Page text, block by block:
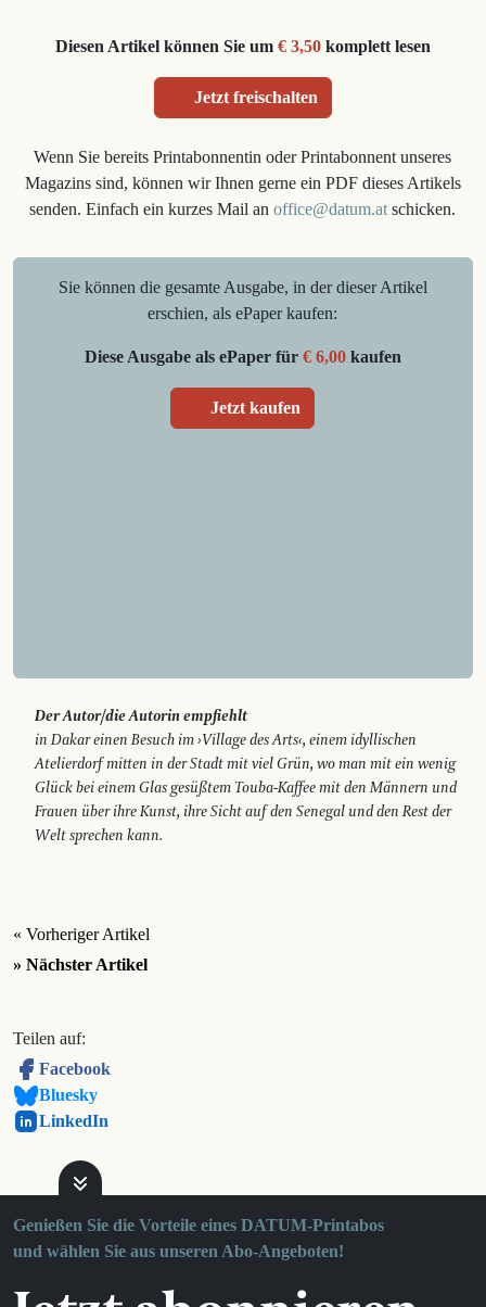
Diesen Artikel können Sie um € 3,50komplett lesen
Jetzt freischalten
Wenn Sie bereits Printabonnentin oder Printabonnent unseres
Magazins sind, können wir Ihnen gerne ein PDF dieses Artikels
senden. Einfach ein kurzes Mail anoffice@datum.at schicken.
Sie können die gesamte Ausgabe, in der dieser Artikel
erschien, als ePaper kaufen:
Diese Ausgabe als ePaper für € 6,00kaufen
Jetzt kaufen
Der Autor/die Autorin empfiehlt
in Dakar einen Besuch im ›Village des Arts‹, einem idyllischen
Atelierdorf mitten in der Stadt mit viel Grün, wo man mit ein wenig
Glück bei einem Glas gesüßtem Touba-Kaffee mit den Männern und
Frauen über ihre Kunst, ihre Sicht auf den Senegal und den Rest der
Welt sprechen kann.
« Vorheriger Artikel
» Nächster Artikel
Teilen auf:
Facebook
Bluesky
LinkedIn
Genießen Sie die Vorteile eines DATUM-Printabos
und wählen Sie aus unseren Abo-Angeboten!